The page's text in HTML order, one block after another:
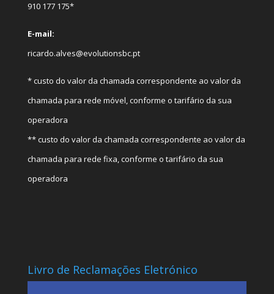
910 177 175*
E-mail:
ricardo.alves@evolutionsbc.pt
* custo do valor da chamada correspondente ao valor da
chamada para rede móvel, conforme o tarifário da sua
operadora
** custo do valor da chamada correspondente ao valor da
chamada para rede fixa, conforme o tarifário da sua
operadora
Livro de Reclamações Eletrónico